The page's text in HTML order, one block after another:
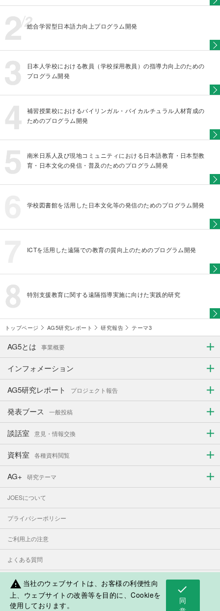
総合学習型日本語力向上プログラム開発
日本人学校における教員（学校採用教員）の指導力向上のための
プログラム開発
補習授業校におけるバイリンガル・バイカルチュラル人材育成の
ためのプログラム開発
南米日系人及び現地コミュニティにおける日本語教育・日本型教
育・日本文化の発信・普及のためのプログラム開発
学校図書館を活用した日本文化等の発信のためのプログラム開発
ICTを活用した遠隔での教育の質向上のためのプログラム開発
特別支援教育に関する遠隔指導実施に向けた実践的研究
トップページ AG5研究レポート 研究報告 テーマ3
AG5とは 事業概要
インフォメーション
AG5研究レポート プロジェクト報告
発表ブース 一般投稿
談話室 意見・情報交換
資料室 各種資料閲覧
AG+ 研究テーマ
JOESについて
プライバシーポリシー
ご利用上の注意
よくある質問
お問い合わせ
表示モード：
warning 当社のウェブサイトは、お客様の利便性向
上、ウェブサイトの改善等を目的に、Cookieを
使用しております。
check
同